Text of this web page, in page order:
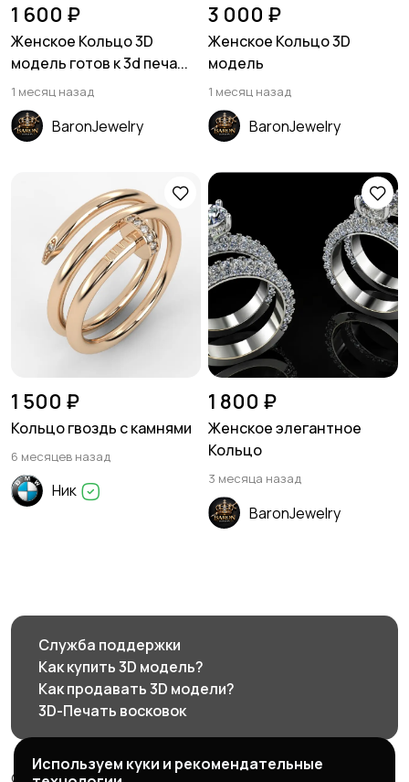
1 600 ₽
Женское Кольцо 3D
модель готов к 3d печа...
1 месяц назад
BaronJewelry
3 000 ₽
Женское Кольцо 3D
модель
1 месяц назад
BaronJewelry
1 500 ₽
Кольцо гвоздь с камнями
6 месяцев назад
Ник
1 800 ₽
Женское элегантное
Кольцо
3 месяца назад
BaronJewelry
Служба поддержки
Как купить 3D модель?
Как продавать 3D модели?
3D-Печать восковок
Используем куки и рекомендательные